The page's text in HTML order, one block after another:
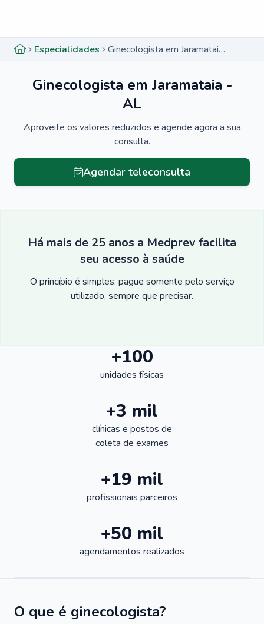
Especialidades Ginecologista em Jaramataia - AL
Ginecologista em Jaramataia -
AL
Aproveite os valores reduzidos e agende agora a sua
consulta.
Agendar teleconsulta
Há mais de 25 anos a Medprev facilita
seu acesso à saúde
O princípio é simples: pague somente pelo serviço
utilizado, sempre que precisar.
+100
unidades físicas
+3 mil
clínicas e postos de
coleta de exames
+19 mil
profissionais parceiros
+50 mil
agendamentos realizados
O que é ginecologista?